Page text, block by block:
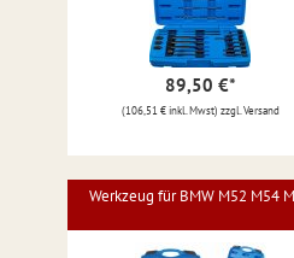
89,50 €*
(106,51 € inkl. Mwst) zzgl. Versand
Werkzeug für BMW M52 M54